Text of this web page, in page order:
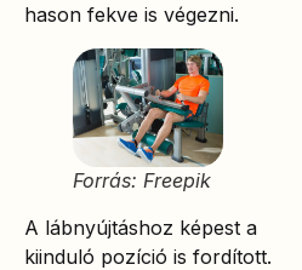
hason fekve is végezni.
Forrás: Freepik
A lábnyújtáshoz képest a
kiinduló pozíció is fordított.